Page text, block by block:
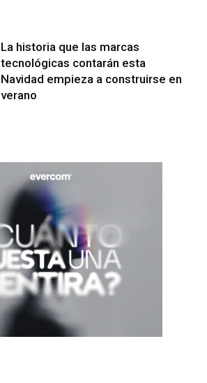
La historia que las marcas
tecnológicas contarán esta
Navidad empieza a construirse en
verano